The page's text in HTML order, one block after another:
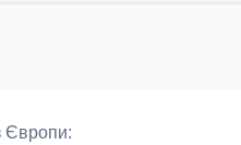
Європи: